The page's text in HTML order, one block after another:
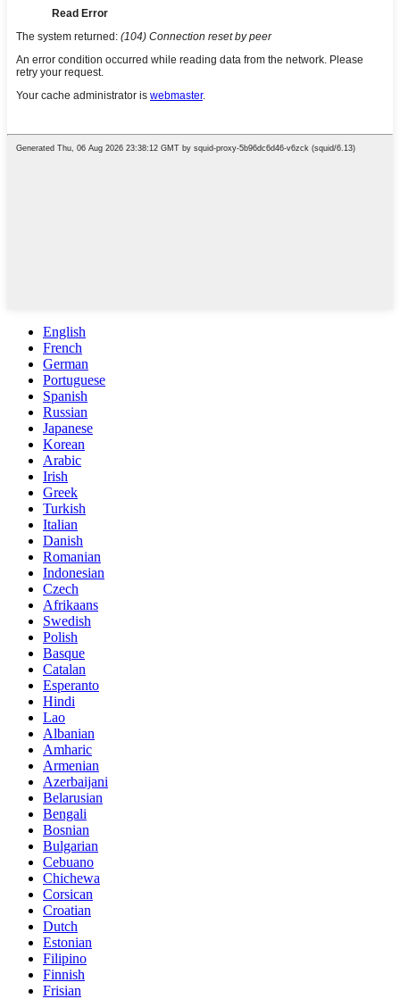
English
French
German
Portuguese
Spanish
Russian
Japanese
Korean
Arabic
Irish
Greek
Turkish
Italian
Danish
Romanian
Indonesian
Czech
Afrikaans
Swedish
Polish
Basque
Catalan
Esperanto
Hindi
Lao
Albanian
Amharic
Armenian
Azerbaijani
Belarusian
Bengali
Bosnian
Bulgarian
Cebuano
Chichewa
Corsican
Croatian
Dutch
Estonian
Filipino
Finnish
Frisian